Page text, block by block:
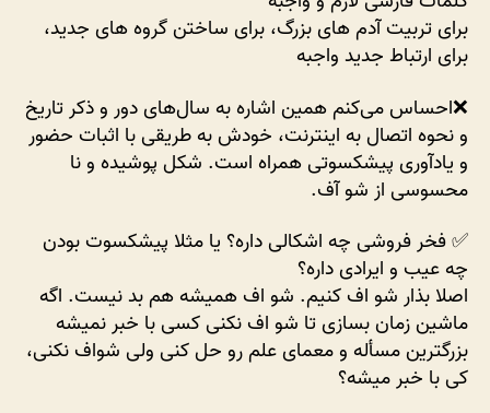
برای تربیت آدم های بزرگ، برای ساختن گروه های جدید،
برای ارتباط جدید واجبه
❌احساس می‌کنم همین اشاره به سال‌های دور و ذکر تاریخ
و نحوه اتصال به اینترنت، خودش به طریقی با اثبات حضور
و یادآوری پیشکسوتی همراه است. شکل پوشیده و نا
محسوسی از شو آف.
✅ فخر فروشی چه اشکالی داره؟ یا مثلا پیشکسوت بودن
چه عیب و ایرادی داره؟
اصلا بذار شو اف کنیم. شو اف همیشه هم بد نیست. اگه
ماشین زمان بسازی تا شو اف نکنی کسی با خبر نمیشه
بزرگترین مسأله و معمای علم رو حل کنی ولی شواف نکنی،
کی با خبر میشه؟